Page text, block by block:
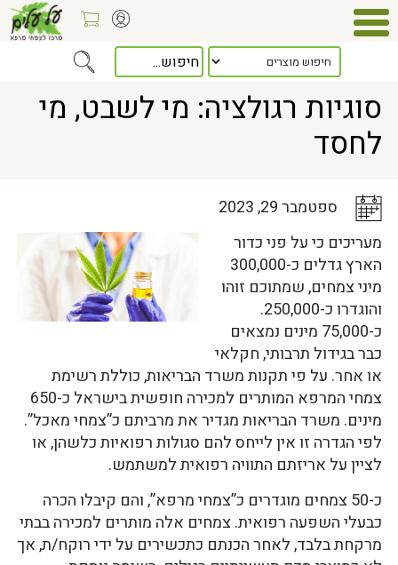
כלל המאמרים> סוגיות רגולציה: מי לשבט, מי לחסד
סוגיות רגולציה: מי לשבט, מי
לחסד
ספטמבר 29, 2023
מעריכים כי על פני כדור
הארץ גדלים כ-300,000
מיני צמחים, שמתוכם זוהו
והוגדרו כ-250,000.
כ-75,000 מינים נמצאים
כבר בגידול תרבותי, חקלאי
או אחר. על פי תקנות משרד הבריאות, כוללת רשימת
צמחי המרפא המותרים למכירה חופשית בישראל כ-650
מינים. משרד הבריאות מגדיר את מרביתם כ”צמחי מאכל”.
לפי הגדרה זו אין לייחס להם סגולות רפואיות כלשהן, או
לציין על אריזתם התוויה רפואית למשתמש.
כ-50 צמחים מוגדרים כ”צמחי מרפא”, והם קיבלו הכרה
כבעלי השפעה רפואית. צמחים אלה מותרים למכירה בבתי
מרקחת בלבד, לאחר הכנתם כתכשירים על ידי רוקח/ת, אך